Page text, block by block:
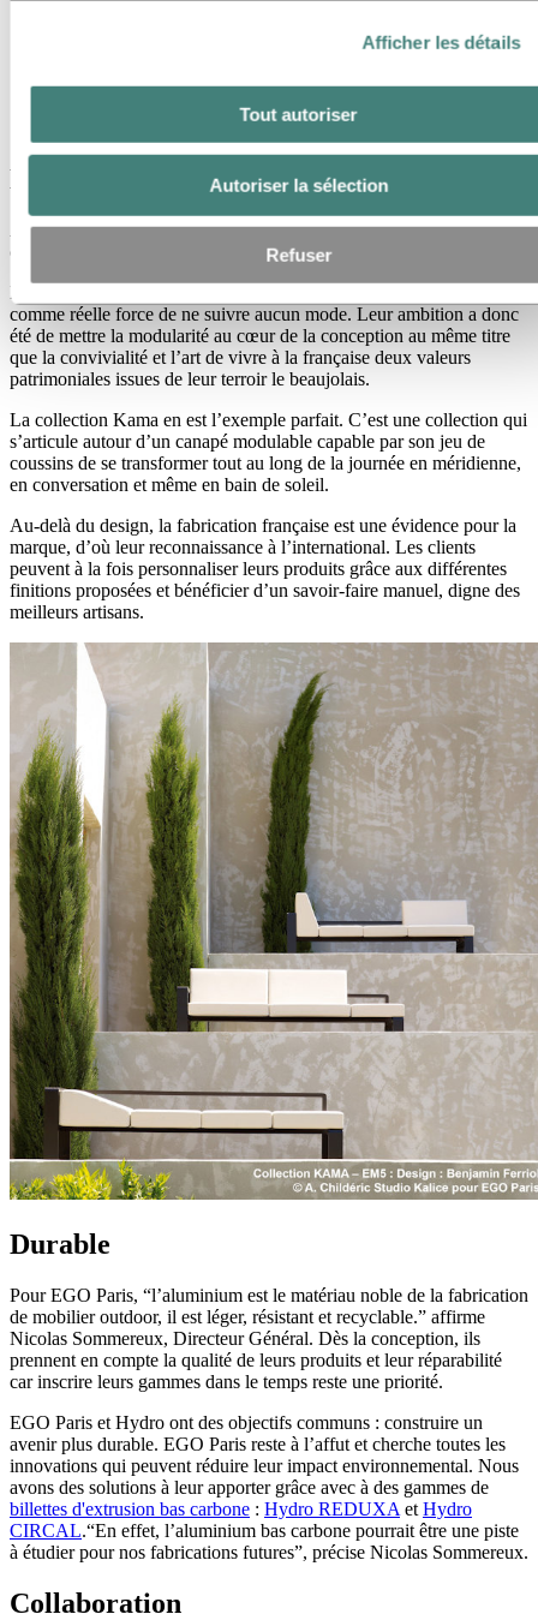
Afficher les détails
Tout autoriser
Autoriser la sélection
Refuser
Par Guillaume Lamy, Hydro Extrusions,
guillaume.lamy@hydro.com
Design et art de vivre à la française
A la création de la marque, EGO Paris s’est aperçu qu’à l’extérieur,
contrairement à l’intérieur, les lieux de vie étaient moins figés.
Leurs gammes sont dessinées par des designers reconnus, avec
comme réelle force de ne suivre aucun mode. Leur ambition a donc
été de mettre la modularité au cœur de la conception au même titre
que la convivialité et l’art de vivre à la française deux valeurs
patrimoniales issues de leur terroir le beaujolais.
La collection Kama en est l’exemple parfait. C’est une collection qui
s’articule autour d’un canapé modulable capable par son jeu de
coussins de se transformer tout au long de la journée en méridienne,
en conversation et même en bain de soleil.
Au-delà du design, la fabrication française est une évidence pour la
marque, d’où leur reconnaissance à l’international. Les clients
peuvent à la fois personnaliser leurs produits grâce aux différentes
finitions proposées et bénéficier d’un savoir-faire manuel, digne des
meilleurs artisans.
Durable
Pour EGO Paris, “l’aluminium est le matériau noble de la fabrication
de mobilier outdoor, il est léger, résistant et recyclable.” affirme
Nicolas Sommereux, Directeur Général. Dès la conception, ils
prennent en compte la qualité de leurs produits et leur réparabilité
car inscrire leurs gammes dans le temps reste une priorité.
EGO Paris et Hydro ont des objectifs communs : construire un
avenir plus durable. EGO Paris reste à l’affut et cherche toutes les
innovations qui peuvent réduire leur impact environnemental. Nous
avons des solutions à leur apporter grâce avec à des gammes de
billettes d'extrusion bas carbone : Hydro REDUXA et Hydro
CIRCAL.“En effet, l’aluminium bas carbone pourrait être une piste
à étudier pour nos fabrications futures”, précise Nicolas Sommereux.
Collaboration